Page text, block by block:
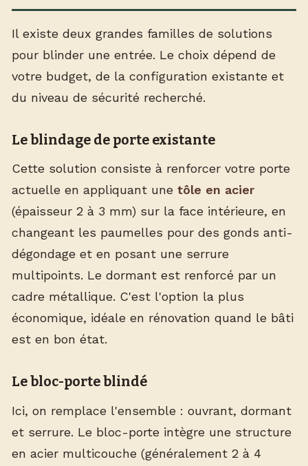
Il existe deux grandes familles de solutions
pour blinder une entrée. Le choix dépend de
votre budget, de la configuration existante et
du niveau de sécurité recherché.
Le blindage de porte existante
Cette solution consiste à renforcer votre porte
actuelle en appliquant une tôle en acier
(épaisseur 2 à 3 mm) sur la face intérieure, en
changeant les paumelles pour des gonds anti-
dégondage et en posant une serrure
multipoints. Le dormant est renforcé par un
cadre métallique. C'est l'option la plus
économique, idéale en rénovation quand le bâti
est en bon état.
Le bloc-porte blindé
Ici, on remplace l'ensemble : ouvrant, dormant
et serrure. Le bloc-porte intègre une structure
en acier multicouche (généralement 2 à 4